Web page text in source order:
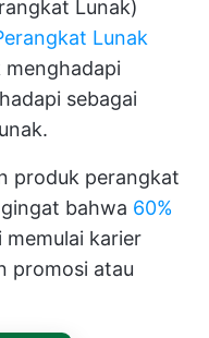
Lunak)
Lunak
menghadapi
sebagai
produk perangkat
bahwa 60%
karier
promosi atau